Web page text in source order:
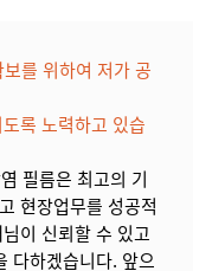
를 위하여 저가 공
록 노력하고 있습
필름은 최고의 기
현장업무를 성공적
이 신뢰할 수 있고
다하겠습니다. 앞으